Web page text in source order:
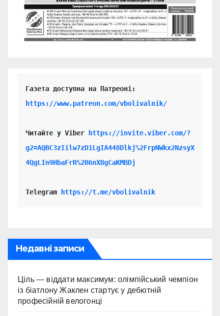
https://www.patreon.com/vbolivalnik/
Читайте у Viber
https://invite.viber.com/?
g2=AQBC3zIilw7zD1LgIA448Dlkj%2FrpNWkx2NzsyX
4QgLIn9HbaFrR%2B6nXBgCaKMBDj
Telegram https://t.me/vbolivalnik
Недавні записи
Ціль — віддати максимум: олімпійський чемпіон
із біатлону Жаклен стартує у дебютній
професійній велогонці